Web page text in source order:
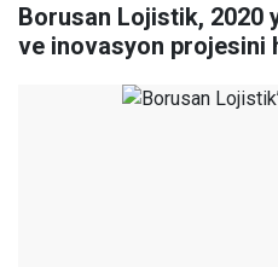
Borusan Lojistik, 2020
ve inovasyon projesini